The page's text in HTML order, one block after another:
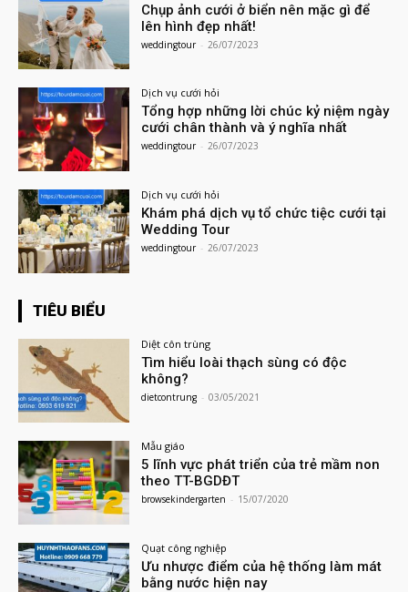
Chụp ảnh cưới ở biển nên mặc gì để
lên hình đẹp nhất!
weddingtour - 26/07/2023
Dịch vụ cưới hỏi
Tổng hợp những lời chúc kỷ niệm ngày
cưới chân thành và ý nghĩa nhất
weddingtour - 26/07/2023
Dịch vụ cưới hỏi
Khám phá dịch vụ tổ chức tiệc cưới tại
Wedding Tour
weddingtour - 26/07/2023
TIÊU BIỂU
Diệt côn trùng
Tìm hiểu loài thạch sùng có độc
không?
dietcontrung - 03/05/2021
Mẫu giáo
5 lĩnh vực phát triển của trẻ mầm non
theo TT-BGDĐT
browsekindergarten - 15/07/2020
Quạt công nghiệp
Ưu nhược điểm của hệ thống làm mát
bằng nước hiện nay